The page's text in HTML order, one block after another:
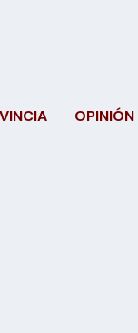
OPINIÓN